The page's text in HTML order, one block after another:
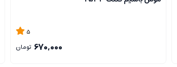
5
670,000 تومان